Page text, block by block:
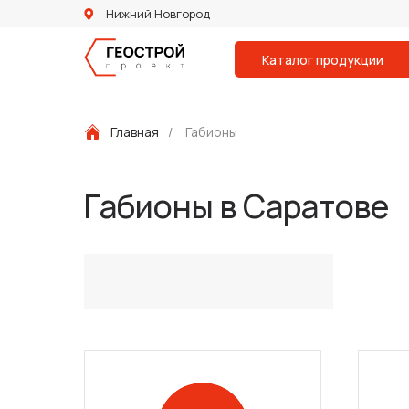
Нижний Новгород
Каталог продукции
Главная / Габионы
Габионы в Саратове